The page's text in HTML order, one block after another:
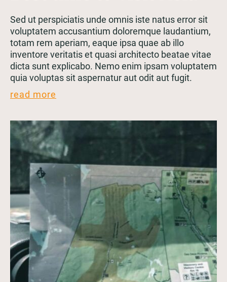
Sed ut perspiciatis unde omnis iste natus error sit
voluptatem accusantium doloremque laudantium,
totam rem aperiam, eaque ipsa quae ab illo
inventore veritatis et quasi architecto beatae vitae
dicta sunt explicabo. Nemo enim ipsam voluptatem
quia voluptas sit aspernatur aut odit aut fugit.
read more